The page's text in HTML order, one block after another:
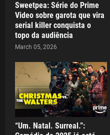
Sweetpea: Série do Prime
Video sobre garota que vira
serial killer conquista o
topo da audiência
March 05, 2026
“Um. Natal. Surreal.”: